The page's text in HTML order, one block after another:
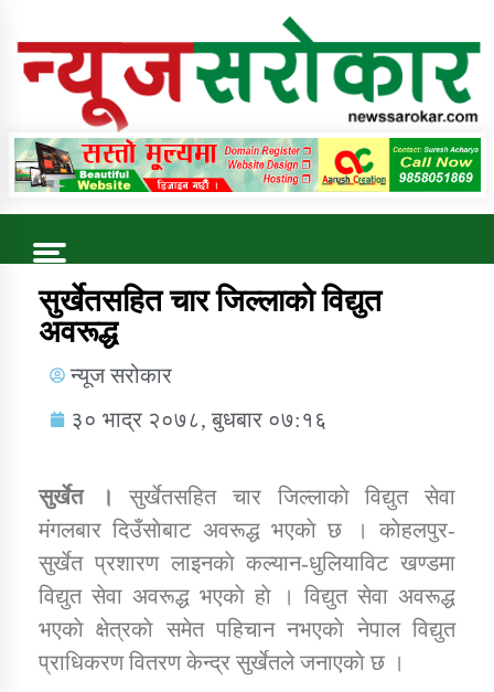
Online News Portal
Trending Now
कुषि बिकास कार्यालय जुम्ला सुचना सन्देश
डिभिजन कार्यालय जुम्लाको सुचना सन्देश
सुर्खेतसहित चार जिल्लाकाे विद्युत
अवरूद्ध
न्यूज सरोकार
३० भाद्र २०७८, बुधबार ०७:१६
सुर्खेत ।
सुर्खेतसहित चार जिल्लाकाे विद्युत सेवा
मंगलबार दिउँसाेबाट अवरूद्ध भएकाे छ । काेहलपुर-
सुर्खेत प्रशारण लाइनकाे कल्यान-धुलियाविट खण्डमा
विद्युत सेवा अवरूद्ध भएकाे हाे । विद्युत सेवा अवरूद्ध
भएकाे क्षेत्रकाे समेत पहिचान नभएकाे नेपाल विद्युत
प्राधिकरण वितरण केन्द्र सुर्खेतले जनाएकाे छ ।